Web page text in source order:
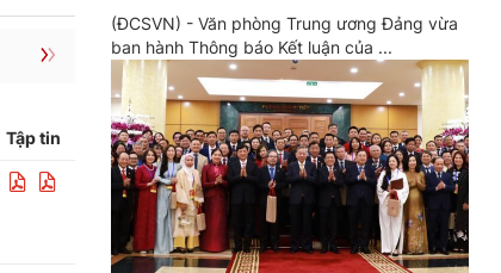
Tập tin
họp Ban Chỉ đạo Trung ương thực hiện
Nghị quyết 57
(ĐCSVN) - Văn phòng Trung ương Đảng vừa
ban hành Thông báo Kết luận của ...